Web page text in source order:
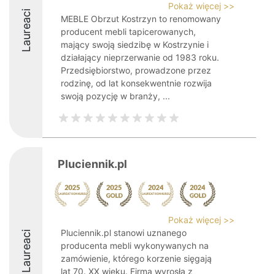
Laureaci
Pokaż więcej >>
MEBLE Obrzut Kostrzyn to renomowany
producent mebli tapicerowanych,
mający swoją siedzibę w Kostrzynie i
działający nieprzerwanie od 1983 roku.
Przedsiębiorstwo, prowadzone przez
rodzinę, od lat konsekwentnie rozwija
swoją pozycję w branży, ...
Laureaci
Pluciennik.pl
Pokaż więcej >>
Pluciennik.pl stanowi uznanego
producenta mebli wykonywanych na
zamówienie, którego korzenie sięgają
lat 70. XX wieku. Firma wyrosła z